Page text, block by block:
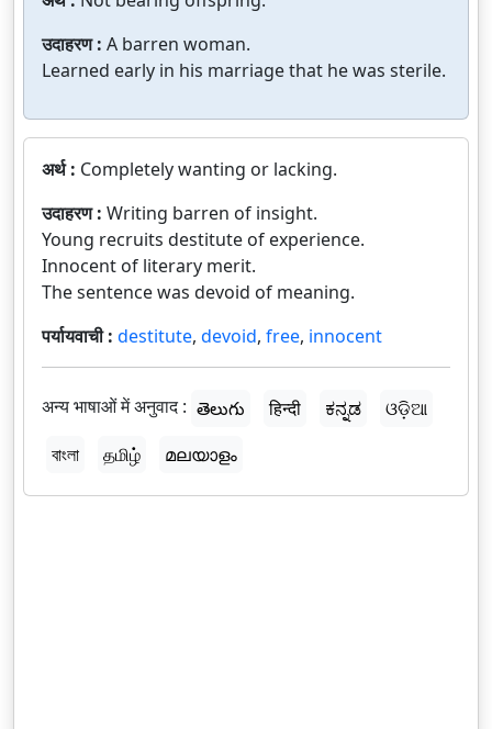
उदाहरण : A barren woman.
Learned early in his marriage that he was sterile.
अर्थ : Completely wanting or lacking.
उदाहरण : Writing barren of insight.
Young recruits destitute of experience.
Innocent of literary merit.
The sentence was devoid of meaning.
पर्यायवाची : destitute, devoid, free, innocent
अन्य भाषाओं में अनुवाद : తెలుగు हिन्दी ಕನ್ನಡ
ଓଡ଼ିଆ
বাংলা
தமிழ் മലയാളം